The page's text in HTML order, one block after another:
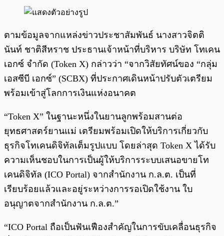
ตามข้อมูลจากแหล่งข่าวประชาสัมพันธ์ นางสาวจิตติ
นันท์ ชาติสีหราช ประธานเจ้าหน้าที่บริหาร บริษัท โทเคน
เอกซ์ จำกัด (Token X) กล่าวว่า “จากวิสัยทัศน์ของ “กลุ่ม
เอสซีบี เอกซ์” (SCBX) ที่ประกาศเดินหน้าปรับตัวเตรียม
พร้อมเข้าสู่โลกการเงินแห่งอนาคต
“Token X” ในฐานะหนึ่งในยานลูกพร้อมสานต่อ
ยุทธศาสตร์ยานแม่ เตรียมพร้อมเปิดให้บริการเกี่ยวกับ
ธุรกิจโทเคนดิจิทัลเต็มรูปแบบ โดยล่าสุด Token X ได้รับ
ความเห็นชอบในการเป็นผู้ให้บริการระบบเสนอขายโท
เคนดิจิทัล (ICO Portal) จากสำนักงาน ก.ล.ต. เป็นที่
เรียบร้อยแล้วและอยู่ระหว่างการรอเปิดใช้งาน ใบ
อนุญาตจากสำนักงาน ก.ล.ต.”
“ICO Portal ถือเป็นฟันเฟืองสำคัญในการขับเคลื่อนธุรกิจ